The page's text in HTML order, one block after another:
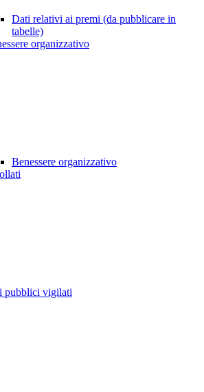
Dati relativi ai premi (da pubblicare in
tabelle)
organizzativo
Benessere organizzativo
pubblici vigilati